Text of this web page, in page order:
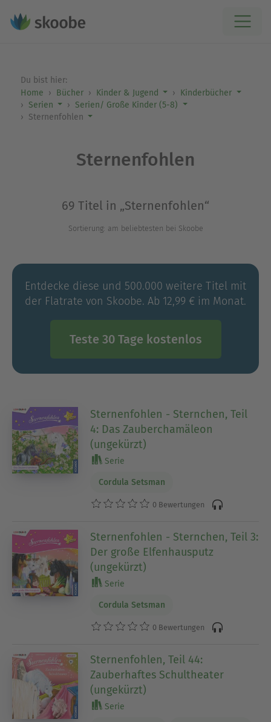
Du bist hier:
Home
Bücher Kinder & Jugend
Kinderbücher
Serien
Serien/ Große Kinder (5-8)
Sternenfohlen
Sternenfohlen
69 Titel in „Sternenfohlen“
Sortierung: am beliebtesten bei Skoobe
Entdecke diese und 500.000 weitere Titel mit
der Flatrate von Skoobe. Ab 12,99 € im Monat.
Teste 30 Tage kostenlos
Sternenfohlen - Sternchen, Teil
4: Das Zauberchamäleon
(ungekürzt)
Serie
Cordula Setsman
0 Bewertungen
Sternenfohlen - Sternchen, Teil 3:
Der große Elfenhausputz
(ungekürzt)
Serie
Cordula Setsman
0 Bewertungen
Sternenfohlen, Teil 44:
Zauberhaftes Schultheater
(ungekürzt)
Serie